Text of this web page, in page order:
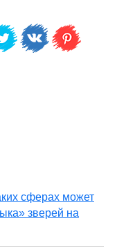
сферах может
зверей на